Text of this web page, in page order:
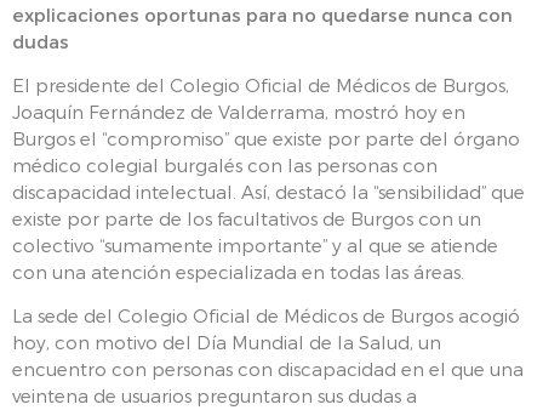
explicaciones oportunas para no quedarse nunca con
dudas
El presidente del Colegio Oficial de Médicos de Burgos,
Joaquín Fernández de Valderrama, mostró hoy en
Burgos el “compromiso” que existe por parte del órgano
médico colegial burgalés con las personas con
discapacidad intelectual. Así, destacó la “sensibilidad” que
existe por parte de los facultativos de Burgos con un
colectivo “sumamente importante” y al que se atiende
con una atención especializada en todas las áreas.
La sede del Colegio Oficial de Médicos de Burgos acogió
hoy, con motivo del Día Mundial de la Salud, un
encuentro con personas con discapacidad en el que una
veintena de usuarios preguntaron sus dudas a